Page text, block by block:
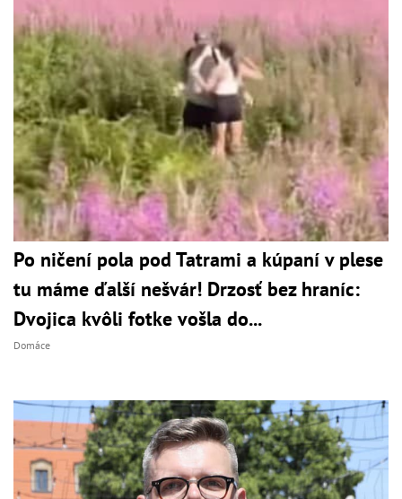
Po ničení pola pod Tatrami a kúpaní v plese
tu máme ďalší nešvár! Drzosť bez hraníc:
Dvojica kvôli fotke vošla do...
Domáce